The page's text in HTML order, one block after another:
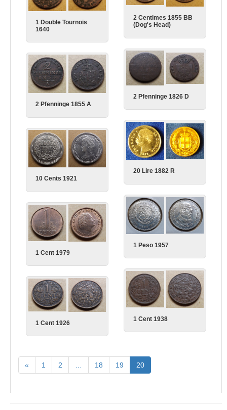
2 Centimes 1855 BB
(Dog's Head)
1 Double Tournois
1640
2 Pfenninge 1826 D
2 Pfenninge 1855 A
20 Lire 1882 R
10 Cents 1921
1 Peso 1957
1 Cent 1979
1 Cent 1938
1 Cent 1926
« 1 2 … 18 19 20